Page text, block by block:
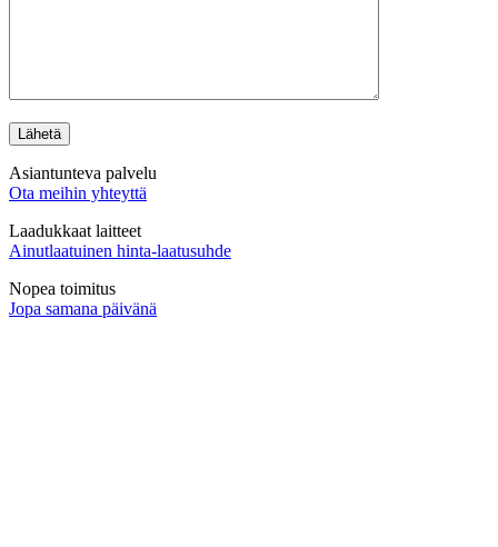
Asiantunteva palvelu
Ota meihin yhteyttä
Laadukkaat laitteet
Ainutlaatuinen hinta-laatusuhde
Nopea toimitus
Jopa samana päivänä